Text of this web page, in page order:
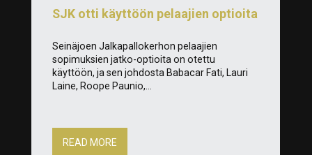
SJK otti käyttöön pelaajien optioita
Seinäjoen Jalkapallokerhon pelaajien
sopimuksien jatko-optioita on otettu
käyttöön, ja sen johdosta Babacar Fati, Lauri
Laine, Roope Paunio,...
READ MORE